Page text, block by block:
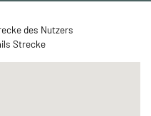
des Nutzers
Strecke